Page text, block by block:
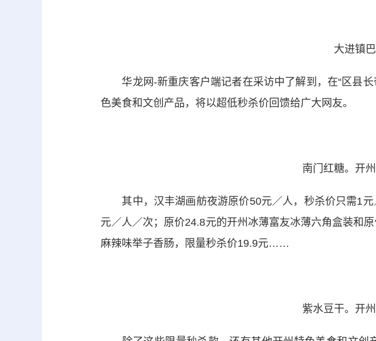
大进镇
华龙网-新重庆客户端记者在采访中了解到，在“区县长
色美食和文创产品，将以超低秒杀价回馈给广大网友。
南门红糖。开
其中，汉丰湖画舫夜游原价50元／人，秒杀价只需1元
元／人／次；原价24.8元的开州冰薄富友冰薄六角盒装和
麻辣味举子香肠，限量秒杀价19.9元……
紫水豆干。开